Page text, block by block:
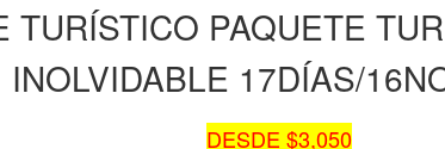
TURÍSTICO PAQUETE
INOLVIDABLE 17DÍAS/
DESDE $3,050